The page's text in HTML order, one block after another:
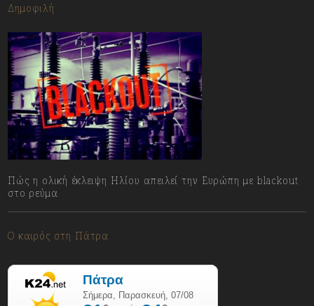
Δημοφιλή
Πώς η ολική έκλειψη Ηλίου απειλεί την Ευρώπη με blackout
στο ρεύμα
Ο καιρός στη Πάτρα